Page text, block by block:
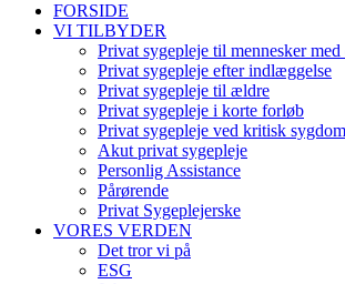
FORSIDE
VI TILBYDER
Privat sygepleje til mennesker med
Privat sygepleje efter indlæggelse
Privat sygepleje til ældre
Privat sygepleje i korte forløb
Privat sygepleje ved kritisk sygdom
Akut privat sygepleje
Personlig Assistance
Pårørende
Privat Sygeplejerske
VORES VERDEN
Det tror vi på
ESG